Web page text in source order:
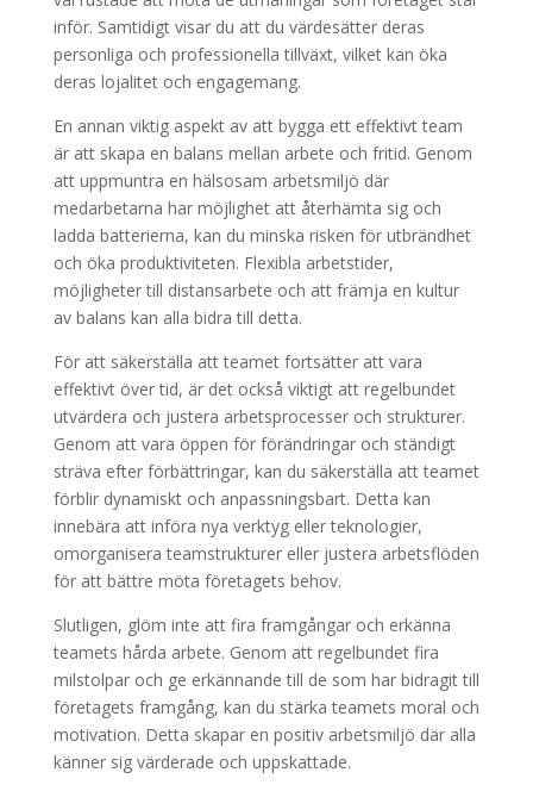
inför. Samtidigt visar du att du värdesätter deras
personliga och professionella tillväxt, vilket kan öka
deras lojalitet och engagemang.
En annan viktig aspekt av att bygga ett effektivt team
är att skapa en balans mellan arbete och fritid. Genom
att uppmuntra en hälsosam arbetsmiljö där
medarbetarna har möjlighet att återhämta sig och
ladda batterierna, kan du minska risken för utbrändhet
och öka produktiviteten. Flexibla arbetstider,
möjligheter till distansarbete och att främja en kultur
av balans kan alla bidra till detta.
För att säkerställa att teamet fortsätter att vara
effektivt över tid, är det också viktigt att regelbundet
utvärdera och justera arbetsprocesser och strukturer.
Genom att vara öppen för förändringar och ständigt
sträva efter förbättringar, kan du säkerställa att teamet
förblir dynamiskt och anpassningsbart. Detta kan
innebära att införa nya verktyg eller teknologier,
omorganisera teamstrukturer eller justera arbetsflöden
för att bättre möta företagets behov.
Slutligen, glöm inte att fira framgångar och erkänna
teamets hårda arbete. Genom att regelbundet fira
milstolpar och ge erkännande till de som har bidragit till
företagets framgång, kan du stärka teamets moral och
motivation. Detta skapar en positiv arbetsmiljö där alla
känner sig värderade och uppskattade.